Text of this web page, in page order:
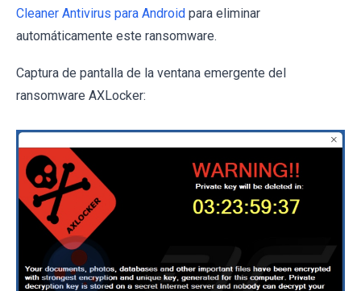
Cleaner Antivirus para Android para eliminar
automáticamente este ransomware.
Captura de pantalla de la ventana emergente del
ransomware AXLocker: